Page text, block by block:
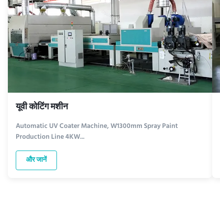
यूवी कोटिंग मशीन
Automatic UV Coater Machine, W1300mm Spray Paint
Production Line 4KW...
और जानें